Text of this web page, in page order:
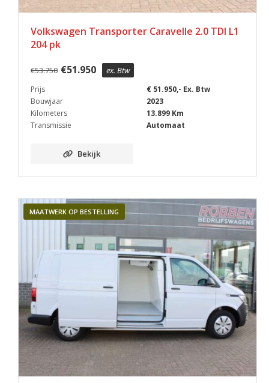
Volkswagen Transporter Caravelle 2.0 TDI L1
204 pk
€53.750 €51.950 ex. Btw
Prijs
€ 51.950,- Ex. Btw
Bouwjaar
2023
Kilometers
13.899 Km
Transmissie
Automaat
Bekijk
MAATWERK OP BESTELLING